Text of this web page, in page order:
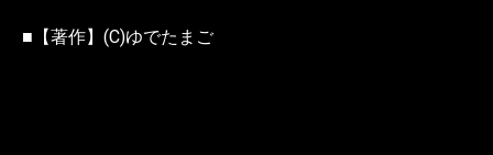
■【著作】(C)ゆでたまご